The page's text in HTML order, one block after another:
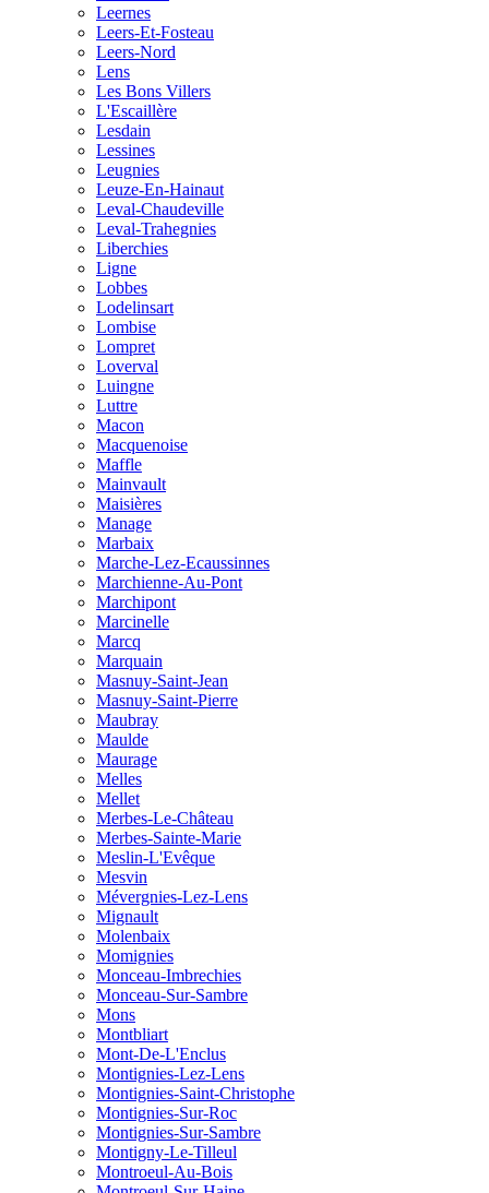
Leernes
Leers-Et-Fosteau
Leers-Nord
Lens
Les Bons Villers
L'Escaillère
Lesdain
Lessines
Leugnies
Leuze-En-Hainaut
Leval-Chaudeville
Leval-Trahegnies
Liberchies
Ligne
Lobbes
Lodelinsart
Lombise
Lompret
Loverval
Luingne
Luttre
Macon
Macquenoise
Maffle
Mainvault
Maisières
Manage
Marbaix
Marche-Lez-Ecaussinnes
Marchienne-Au-Pont
Marchipont
Marcinelle
Marcq
Marquain
Masnuy-Saint-Jean
Masnuy-Saint-Pierre
Maubray
Maulde
Maurage
Melles
Mellet
Merbes-Le-Château
Merbes-Sainte-Marie
Meslin-L'Evêque
Mesvin
Mévergnies-Lez-Lens
Mignault
Molenbaix
Momignies
Monceau-Imbrechies
Monceau-Sur-Sambre
Mons
Montbliart
Mont-De-L'Enclus
Montignies-Lez-Lens
Montignies-Saint-Christophe
Montignies-Sur-Roc
Montignies-Sur-Sambre
Montigny-Le-Tilleul
Montroeul-Au-Bois